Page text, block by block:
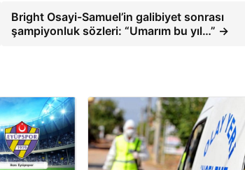
Bright Osayi-Samuel’in galibiyet sonrası
şampiyonluk sözleri: “Umarım bu yıl…” →